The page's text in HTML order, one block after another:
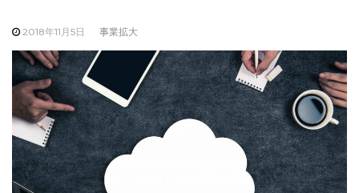
2018年11月5日 事業拡大